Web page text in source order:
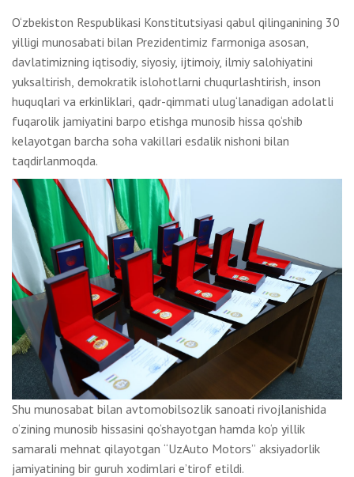
O‘zbekiston Respublikasi Konstitutsiyasi qabul qilinganining 30
yilligi munosabati bilan Prezidentimiz farmoniga asosan,
davlatimizning iqtisodiy, siyosiy, ijtimoiy, ilmiy salohiyatini
yuksaltirish, demokratik islohotlarni chuqurlashtirish, inson
huquqlari va erkinliklari, qadr-qimmati ulug‘lanadigan adolatli
fuqarolik jamiyatini barpo etishga munosib hissa qo‘shib
kelayotgan barcha soha vakillari esdalik nishoni bilan
taqdirlanmoqda.
Shu munosabat bilan avtomobilsozlik sanoati rivojlanishida
o‘zining munosib hissasini qo‘shayotgan hamda ko‘p yillik
samarali mehnat qilayotgan “UzAuto Motors” aksiyadorlik
jamiyatining bir guruh xodimlari e’tirof etildi.